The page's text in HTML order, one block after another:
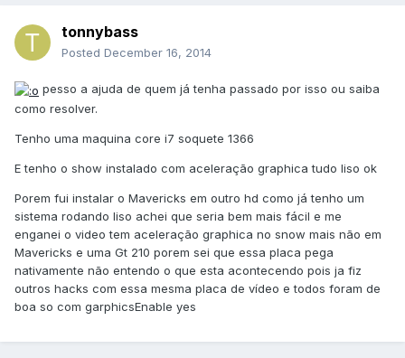
tonnybass
Posted December 16, 2014
pesso a ajuda de quem já tenha passado por isso ou saiba
como resolver.
Tenho uma maquina core i7 soquete 1366
E tenho o show instalado com aceleração graphica tudo liso ok
Porem fui instalar o Mavericks em outro hd como já tenho um
sistema rodando liso achei que seria bem mais fácil e me
enganei o video tem aceleração graphica no snow mais não em
Mavericks e uma Gt 210 porem sei que essa placa pega
nativamente não entendo o que esta acontecendo pois ja fiz
outros hacks com essa mesma placa de vídeo e todos foram de
boa so com garphicsEnable yes